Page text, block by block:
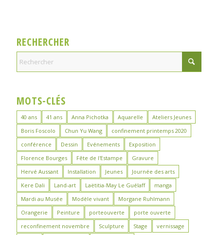
RECHERCHER
MOTS-CLÉS
40 ans 41 ans Anna Pichotka Aquarelle
Ateliers Jeunes
Boris Foscolo
Chun Yu Wang
confinement printemps 2020
conférence
Dessin Evénements
Exposition
Florence Bourges
Fête de l'Estampe
Gravure
Hervé Aussant
Installation Jeunes
Journée des arts
Kere Dali
Land-art Laëtitia-May Le Guélaff
manga
Mardi au Musée
Modèle vivant
Morgane Ruhlmann
Orangerie
Peinture porteouverte
porte ouverte
reconfinement novembre
Sculpture Stage
vernissage